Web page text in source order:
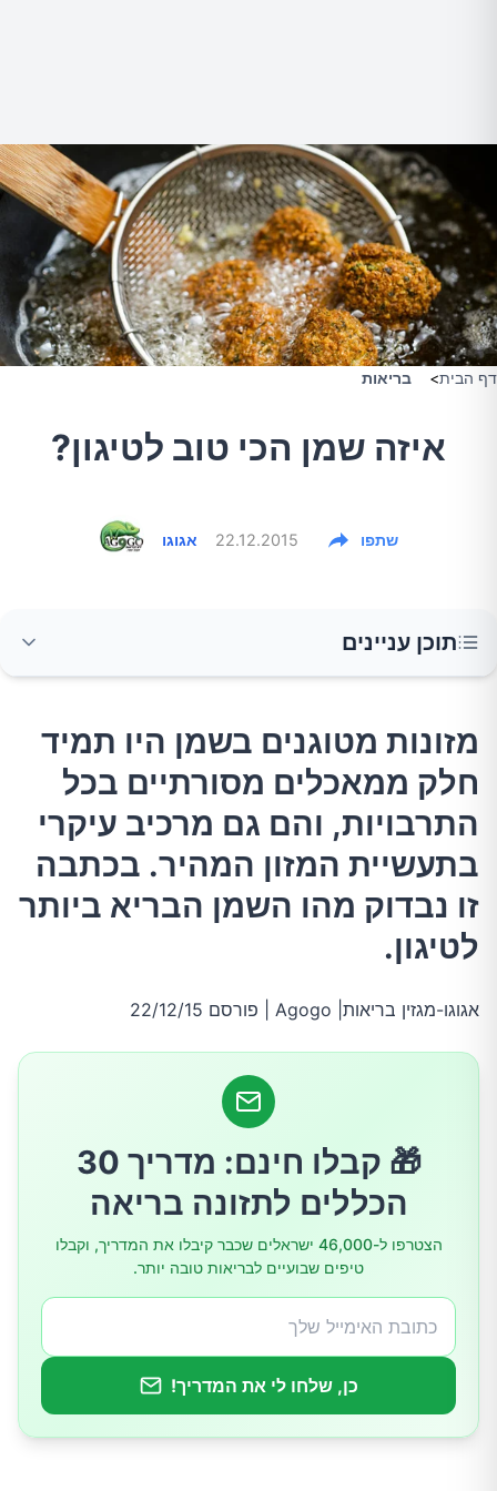
דף הבית> בריאות
איזה שמן הכי טוב לטיגון?
אגוגו 22.12.2015 שתפו
תוכן עניינים
מסורתיים בכל התרבויות, והם גם מרכיב עיקרי
בתעשיית המזון המהיר. בכתבה זו נבדוק מהו
השמן הבריא ביותר לטיגון.
בכל שמן ושמן נמצאים שלושת סוגי השומן האלה,
ובמינונים שונים:
אז מה לעשות ולא לעשות בטיגון?
סוגי השמנים המומלצים לטיגון הם:
שמן קוקוס בכבישה קרה
שמן זית בכבישה קרה
שמן אבוקדו בכבישה קרה
מזונות מטוגנים בשמן היו תמיד
חלק ממאכלים מסורתיים בכל
התרבויות, והם גם מרכיב עיקרי
בתעשיית המזון המהיר. בכתבה
זו נבדוק מהו השמן הבריא ביותר
לטיגון.
אגוגו-מגזין בריאות| Agogo | פורסם 22/12/15
🎁 קבלו חינם: מדריך 30
הכללים לתזונה בריאה
הצטרפו ל-46,000 ישראלים שכבר קיבלו את המדריך, וקבלו
טיפים שבועיים לבריאות טובה יותר.
כן, שלחו לי את המדריך!